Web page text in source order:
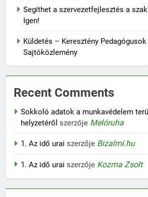
Segíthet a szervezetfejlesztés a
Igen!
Küldetés – Keresztény
Sajtóközlemény
Recent Comments
Sokkoló adatok a munkavédelem
helyzetéről szerzője Melóruha
1. Az idő urai szerzője Bizalmi.hu
1. Az idő urai szerzője Kozma Zsolt